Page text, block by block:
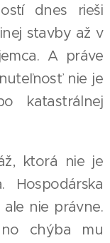
dnes rieši
stavby až v
A práve
nie je
katastrálnej
ktorá nie je
Hospodárska
nie právne.
chýba mu